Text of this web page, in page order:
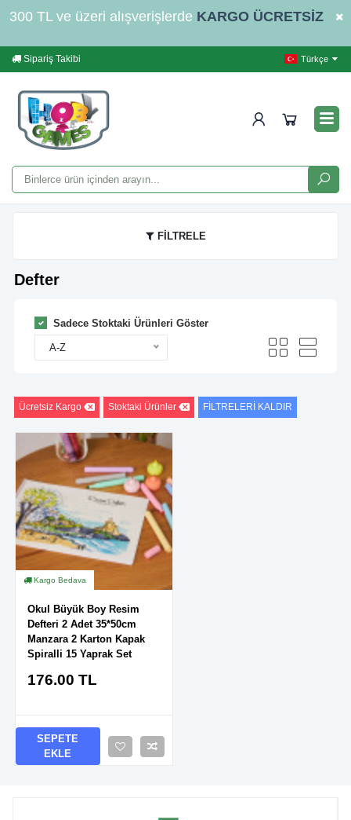
300 TL ve üzeri alışverişlerde KARGO ÜCRETSİZ
Sipariş Takibi Türkçe
FİLTRELE
Defter
Sadece Stoktaki Ürünleri Göster
A-Z
Ücretsiz Kargo Stoktaki Ürünler FİLTRELERİ KALDIR
Kargo Bedava
Okul Büyük Boy Resim
Defteri 2 Adet 35*50cm
Manzara 2 Karton Kapak
Spiralli 15 Yaprak Set
176.00 TL
SEPETE
EKLE